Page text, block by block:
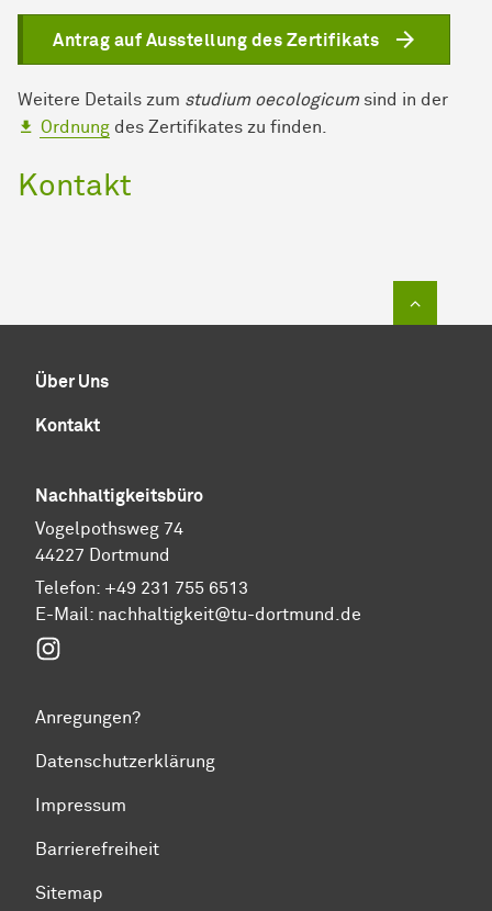
Antrag auf Ausstellung des Zertifikats
Weitere Details zum studium oecologicum sind in der
Ordnung des Zertifikates zu finden.
Kontakt
Über Uns
Kontakt
Nachhaltigkeitsbüro
Vogelpothsweg 74
44227 Dortmund
Telefon: +49 231 755 6513
E-Mail: nachhaltigkeit@tu-dortmund.de
Anregungen?
Datenschutzerklärung
Impressum
Barrierefreiheit
Sitemap